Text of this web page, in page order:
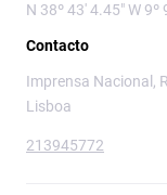
N 38º 43' 4.45" W 9º
Contacto
Imprensa Nacional,
Lisboa
213945772